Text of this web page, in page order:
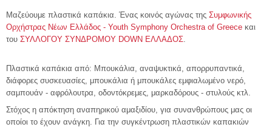
Μαζεύουμε πλαστικά καπάκια. Ένας κοινός αγώνας της Συμφωνικής
Ορχήστρας Νέων Ελλάδος - Youth Symphony Orchestra of Greece ​ και
του ΣΥΛΛΟΓΟΥ ΣΥΝΔΡΟΜΟΥ DOWN ΕΛΛΑΔΟΣ
Πλαστικά καπάκια από: Μπουκάλια, αναψυκτικά, απορρυπαντικά,
διάφορες συσκευασίες, μπουκάλια ή μπουκάλες εμφιαλωμένο νερό,
σαμπουάν - αφρόλουτρα, οδοντόκρεμες, μαρκαδόρους - στυλούς κτλ.
Στόχος η απόκτηση αναπηρικού αμαξιδίου, για συνανθρώπους μας οι
οποίοι το έχουν ανάγκη. Για την συγκέντρωση πλαστικών καπακιών